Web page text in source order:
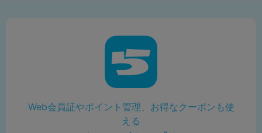
Web会員証やポイント管理、お得なクーポンも使
える